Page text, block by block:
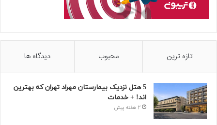
تازه ترین محبوب دیدگاه ها
5 هتل نزدیک بیمارستان مهراد تهران که بهترین‌
اند! + خدمات
2 هفته پیش